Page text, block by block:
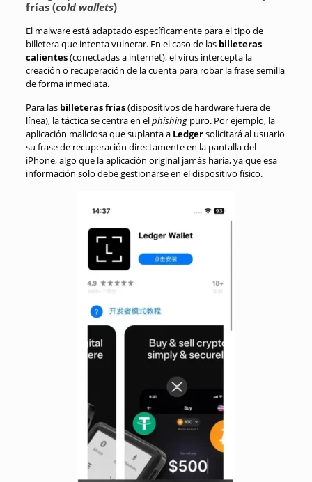
frías (cold wallets)
El malware está adaptado específicamente para el tipo de
billetera que intenta vulnerar. En el caso de las billeteras
calientes(conectadas a internet), el virus intercepta la
creación o recuperación de la cuenta para robar la frase semilla
de forma inmediata.
Para las billeteras frías(dispositivos de hardware fuera de
línea), la táctica se centra en elphishingpuro. Por ejemplo, la
aplicación maliciosa que suplanta a Ledgersolicitará al usuario
su frase de recuperación directamente en la pantalla del
iPhone, algo que la aplicación original jamás haría, ya que esa
información solo debe gestionarse en el dispositivo físico.